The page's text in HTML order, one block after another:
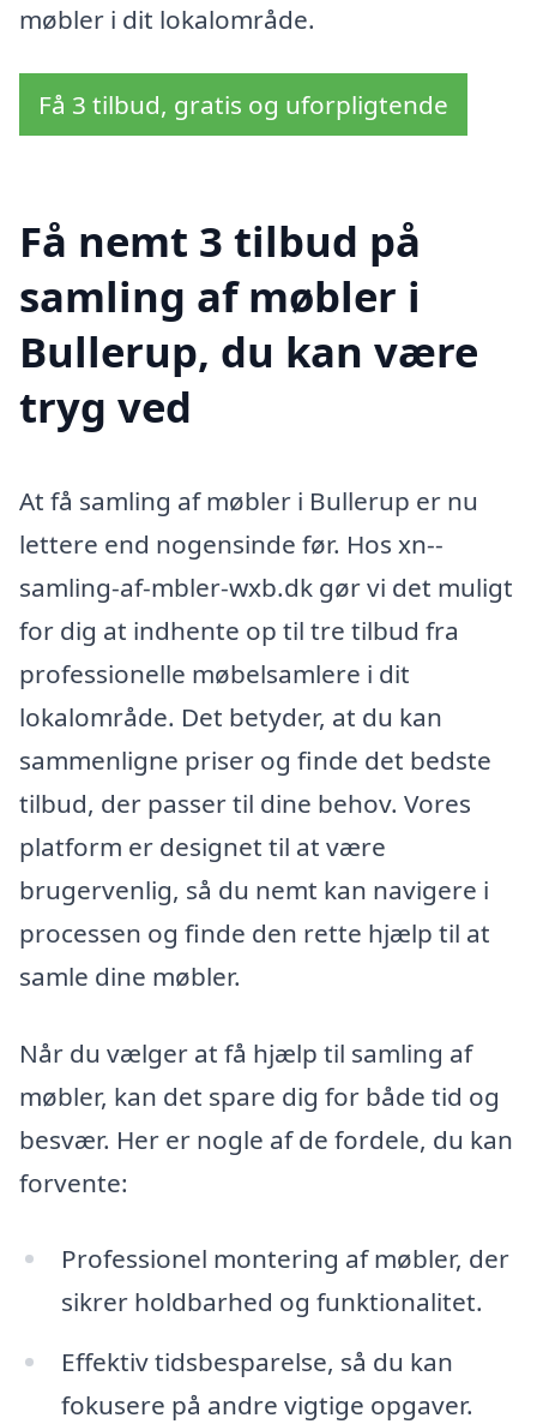
møbler i dit lokalområde.
Få 3 tilbud, gratis og uforpligtende
Få nemt 3 tilbud på
samling af møbler i
Bullerup, du kan være
tryg ved
At få samling af møbler i Bullerup er nu
lettere end nogensinde før. Hos xn--
samling-af-mbler-wxb.dk gør vi det muligt
for dig at indhente op til tre tilbud fra
professionelle møbelsamlere i dit
lokalområde. Det betyder, at du kan
sammenligne priser og finde det bedste
tilbud, der passer til dine behov. Vores
platform er designet til at være
brugervenlig, så du nemt kan navigere i
processen og finde den rette hjælp til at
samle dine møbler.
Når du vælger at få hjælp til samling af
møbler, kan det spare dig for både tid og
besvær. Her er nogle af de fordele, du kan
forvente:
Professionel montering af møbler, der
sikrer holdbarhed og funktionalitet.
Effektiv tidsbesparelse, så du kan
fokusere på andre vigtige opgaver.